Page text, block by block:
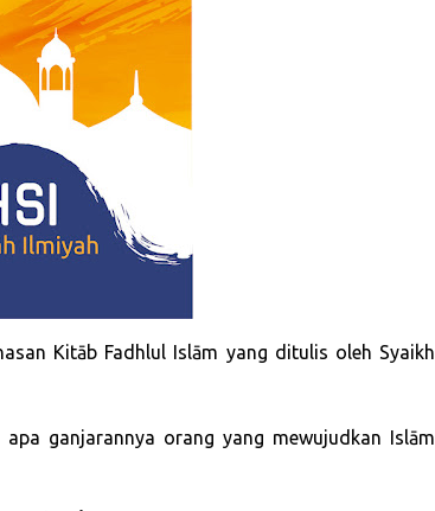
Kitāb Fadhlul Islām yang ditulis oleh Syaikh